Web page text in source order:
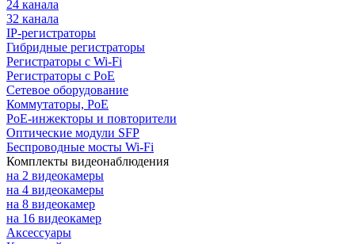
24 канала
32 канала
IP-регистраторы
Гибридные регистраторы
Регистраторы с Wi-Fi
Регистраторы с PoE
Сетевое оборудование
Коммутаторы, PoE
PoE-инжекторы и повторители
Оптические модули SFP
Беспроводные мосты Wi-Fi
Комплекты видеонаблюдения
на 2 видеокамеры
на 4 видеокамеры
на 8 видеокамер
на 16 видеокамер
Аксессуары